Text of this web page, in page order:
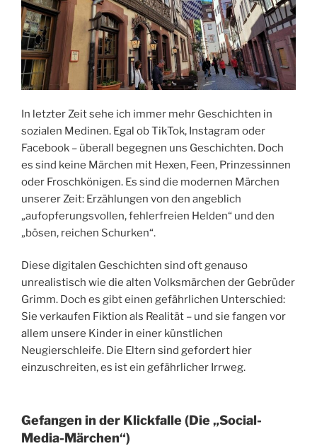
In letzter Zeit sehe ich immer mehr Geschichten in
sozialen Medinen. Egal ob TikTok, Instagram oder
Facebook – überall begegnen uns Geschichten. Doch
es sind keine Märchen mit Hexen, Feen, Prinzessinnen
oder Froschkönigen. Es sind die modernen Märchen
unserer Zeit: Erzählungen von den angeblich
„aufopferungsvollen, fehlerfreien Helden“ und den
„bösen, reichen Schurken“.
Diese digitalen Geschichten sind oft genauso
unrealistisch wie die alten Volksmärchen der Gebrüder
Grimm. Doch es gibt einen gefährlichen Unterschied:
Sie verkaufen Fiktion als Realität – und sie fangen vor
allem unsere Kinder in einer künstlichen
Neugierschleife. Die Eltern sind gefordert hier
einzuschreiten, es ist ein gefährlicher Irrweg.
Gefangen in der Klickfalle (Die „Social-
Media-Märchen“)